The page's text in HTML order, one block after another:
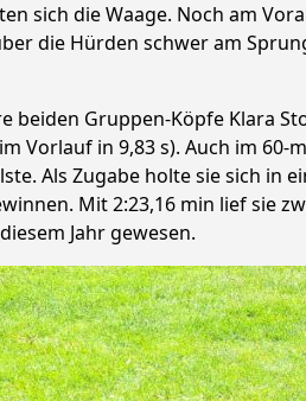
sich die Waage. Noch am
die Hürden schwer am
Gruppen-Köpfe Klara
Vorlauf in 9,83 s). Auch im
Als Zugabe holte sie sich
Mit 2:23,16 min lief sie
Jahr gewesen.